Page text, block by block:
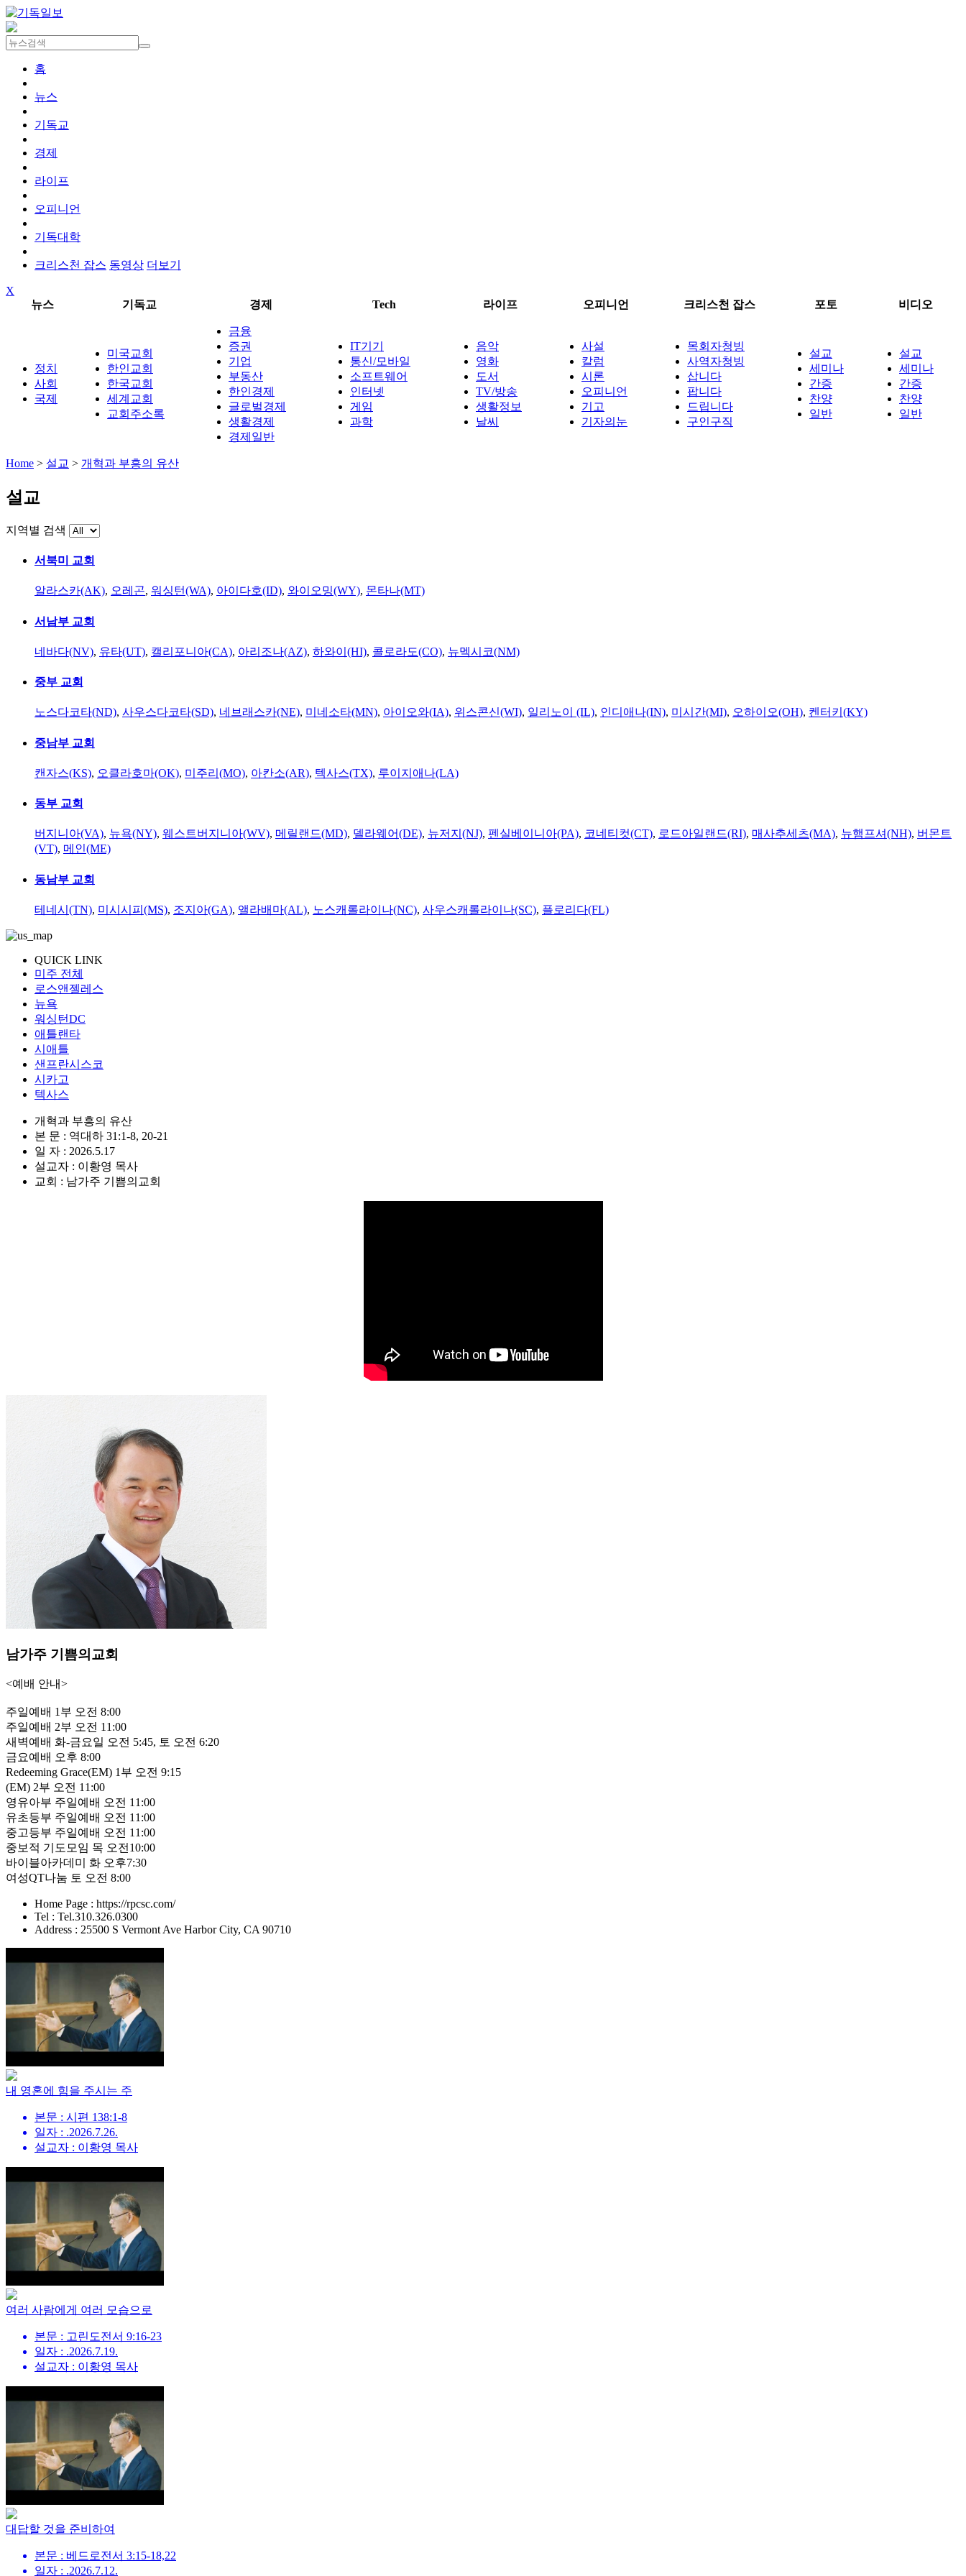
홈
뉴스
기독교
경제
라이프
오피니언
기독대학
크리스천 잡스 동영상 더보기
X
뉴스
기독교 경제 Tech 라이프 오피니언 크리스천 잡스 포토 비디오
정치
사회
국제
미국교회
한인교회
한국교회
세계교회
교회주소록
금융
증권
기업
부동산
한인경제
글로벌경제
생활경제
경제일반
IT기기
통신/모바일
소프트웨어
인터넷
게임
과학
음악
영화
도서
TV/방송
생활정보
날씨
사설
칼럼
시론
오피니언
기고
기자의눈
목회자청빙
사역자청빙
삽니다
팝니다
드립니다
구인구직
설교
세미나
간증
찬양
일반
설교
세미나
간증
찬양
일반
Home > 설교 > 개혁과 부흥의 유산
설교
지역별 검색
서북미 교회
알라스카(AK), 오레곤, 워싱턴(WA), 아이다호(ID), 와이오밍(WY), 몬타나(MT)
서남부 교회
네바다(NV), 유타(UT), 캘리포니아(CA), 아리조나(AZ), 하와이(HI), 콜로라도(CO), 뉴멕시코(NM)
중부 교회
노스다코타(ND), 사우스다코타(SD), 네브래스카(NE), 미네소타(MN), 아이오와(IA), 위스콘신(WI), 일리노이 (IL), 인디애나(IN), 미시간(MI), 오하이오(OH), 켄터키(KY)
중남부 교회
캔자스(KS), 오클라호마(OK), 미주리(MO), 아칸소(AR), 텍사스(TX), 루이지애나(LA)
동부 교회
버지니아(VA), 뉴욕(NY), 웨스트버지니아(WV), 메릴랜드(MD), 델라웨어(DE), 뉴저지(NJ), 펜실베이니아(PA), 코네티컷(CT), 로드아일랜드(RI), 매사추세츠(MA), 뉴햄프셔(NH), 버몬트
(VT), 메인(ME)
동남부 교회
테네시(TN), 미시시피(MS), 조지아(GA), 앨라배마(AL), 노스캐롤라이나(NC), 사우스캐롤라이나(SC), 플로리다(FL)
QUICK LINK
미주 전체
로스앤젤레스
뉴욕
워싱턴DC
애틀랜타
시애틀
샌프란시스코
시카고
텍사스
개혁과 부흥의 유산
본 문 : 역대하 31:1-8, 20-21
일 자 : 2026.5.17
설교자 : 이황영 목사
교회 : 남가주 기쁨의교회
남가주 기쁨의교회
<예배 안내>
주일예배 1부 오전 8:00
주일예배 2부 오전 11:00
새벽예배 화-금요일 오전 5:45, 토 오전 6:20
금요예배 오후 8:00
Redeeming Grace(EM) 1부 오전 9:15
(EM) 2부 오전 11:00
영유아부 주일예배 오전 11:00
유초등부 주일예배 오전 11:00
중고등부 주일예배 오전 11:00
중보적 기도모임 목 오전10:00
바이블아카데미 화 오후7:30
여성QT나눔 토 오전 8:00
Home Page : https://rpcsc.com/
Tel : Tel.310.326.0300
Address : 25500 S Vermont Ave Harbor City, CA 90710
내 영혼에 힘을 주시는 주
본문 : 시편 138:1-8
일자 : .2026.7.26.
설교자 : 이황영 목사
여러 사람에게 여러 모습으로
본문 : 고린도전서 9:16-23
일자 : .2026.7.19.
설교자 : 이황영 목사
대답할 것을 준비하여
본문 : 베드로전서 3:15-18,22
일자 : .2026.7.12.